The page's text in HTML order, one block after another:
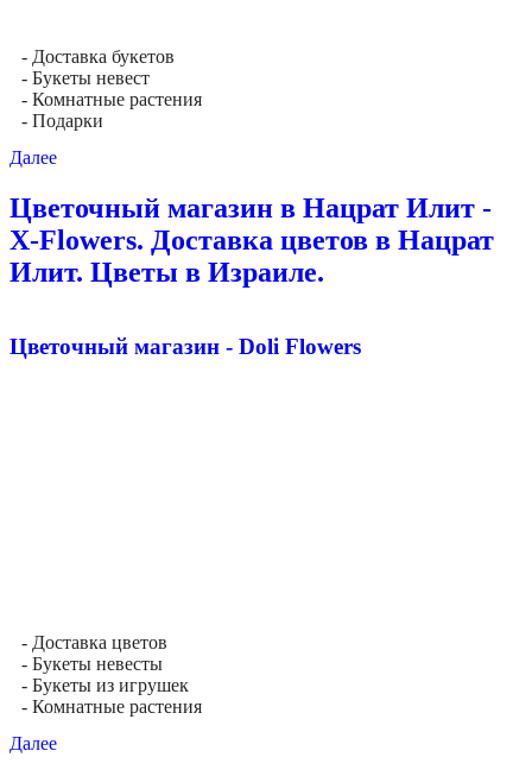
- Доставка букетов
- Букеты невест
- Комнатные растения
- Подарки
Далее
Цветочный магазин в Нацрат Илит -
X-Flowers. Доставка цветов в Нацрат
Илит. Цветы в Израиле.
Цветочный магазин - Doli Flowers
- Доставка цветов
- Букеты невесты
- Букеты из игрушек
- Комнатные растения
Далее